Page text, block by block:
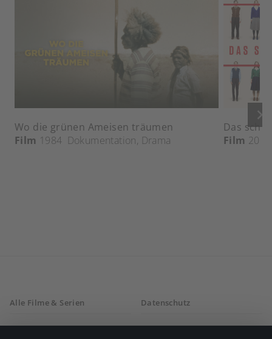
keyboard_arrow_right
Wo die grünen Ameisen träumen
Film 1984 Dokumentation, Drama
Das
Film 2018
Alle Filme & Serien Datenschutz